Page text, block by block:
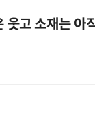
고 소재는 아